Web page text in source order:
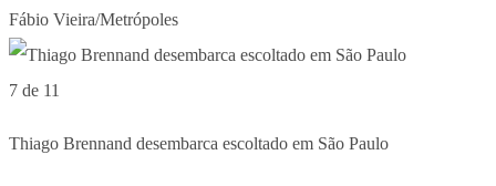
Fábio Vieira/Metrópoles
7 de 11
Thiago Brennand desembarca escoltado em São Paulo